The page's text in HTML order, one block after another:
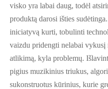
visko yra labai daug, todėl
produktą darosi išties
iniciatyvą kurti, tobulinti
vaizdu pridengti nelabai
atlikimą, kyla problemų.
pigius muzikinius triukus,
sukonstruotus kūrinius, kurie